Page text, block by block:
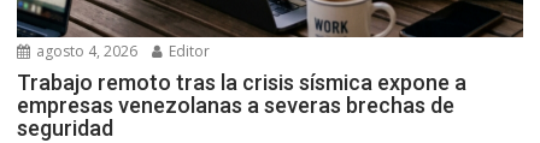
agosto 4, 2026 Editor
Trabajo remoto tras la crisis sísmica expone a
empresas venezolanas a severas brechas de
seguridad